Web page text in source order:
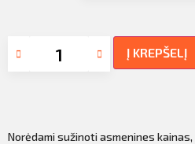
Į KREPŠELĮ
Norėdami sužinoti asmenines kainas,